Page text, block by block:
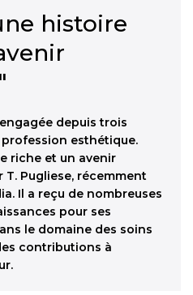
histoire
depuis trois
esthétique.
riche et un avenir
T. Pugliese, récemment
Il a reçu de nombreuses
pour ses
le domaine des soins
contributions à